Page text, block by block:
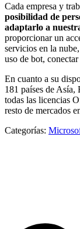
Cada empresa y
posibilidad de
adaptarlo a
proporcionar un
servicios en la
uso de bot,
En cuanto a su
181 países de
todas las licencias
resto de mercados
Categorías: